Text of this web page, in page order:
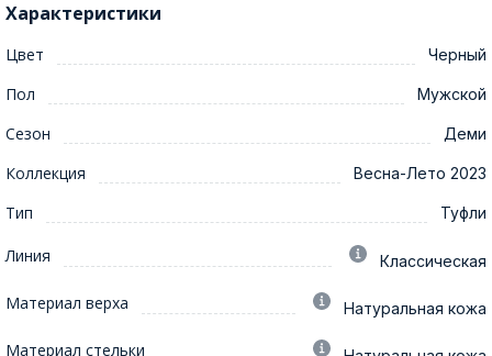
Характеристики
Цвет Черный
Пол Мужской
Сезон Деми
Коллекция Весна-Лето 2023
Тип Туфли
Линия Классическая
Материал верха Натуральная кожа
Материал стельки